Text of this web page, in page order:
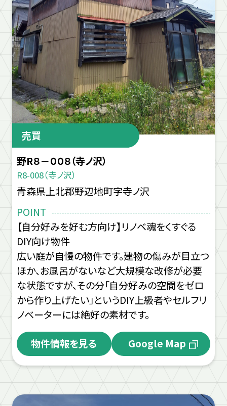
売買
野R８－００８（寺ノ沢）
R8-008（寺ノ沢）
青森県上北郡野辺地町字寺ノ沢
POINT
【自分好みを好む方向け】リノベ魂をくすぐる
DIY向け物件
広い庭が自慢の物件です。建物の傷みが目立つ
ほか、お風呂がないなど大規模な改修が必要
な状態ですが、その分「自分好みの空間をゼロ
から作り上げたい」というDIY上級者やセルフリ
ノベーターには絶好の素材です。
物件情報を見る Google Map